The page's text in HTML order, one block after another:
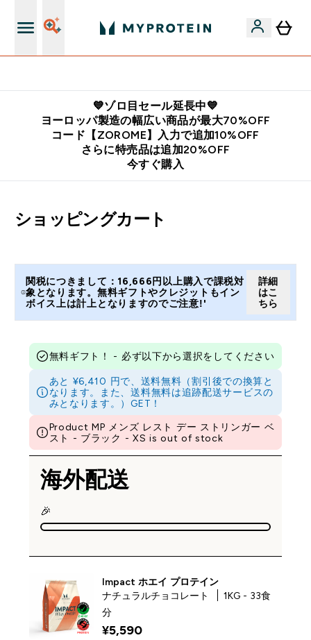
💙ゾロ目セール延長中💙
ヨーロッパ製造の幅広い商品が最大70%OFF
コード【ZOROME】入力で追加10%OFF
さらに特売品は追加20%OFF
今すぐ購入
ショッピングカート
関税につきまして：16,666円以上購入で課税対
象となります。無料ギフトやクレジットもイン
ボイス上は計上となりますのでご注意!'
詳細
はこ
ちら
無料ギフト！ - 必ず以下から選択をしてください
あと ¥6,410 円で、送料無料（割引後での換算と
なります。また、送料無料は追跡配送サービスの
みとなります。）GET！
Product MP メンズ レスト デー ストリンガー ベ
スト - ブラック - XS is out of stock
海外配送
🎉
Impact ホエイ プロテイン
ナチュラルチョコレート
1KG - 33食
分
¥5,590‎